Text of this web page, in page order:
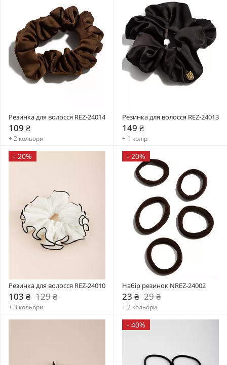
Резинка для волосся REZ-24014
109 ₴
+ 2 кольори
Резинка для волосся REZ-24013
149 ₴
+ 1 колір
- 20%
Резинка для волосся REZ-24010
103 ₴ 129 ₴
+ 3 кольори
- 20%
Набір резинок NREZ-24002
23 ₴ 29 ₴
+ 2 кольори
- 40%